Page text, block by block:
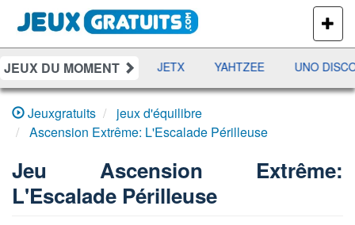
PLUS
DE
JEUX
JEUX DU MOMENT
DAMES RAMI JETX YAHTZEE UNO DISCO
Jeuxgratuits
jeux d'équilibre
Ascension Extrême: L'Escalade Périlleuse
Jeu Ascension Extrême:
L'Escalade Périlleuse